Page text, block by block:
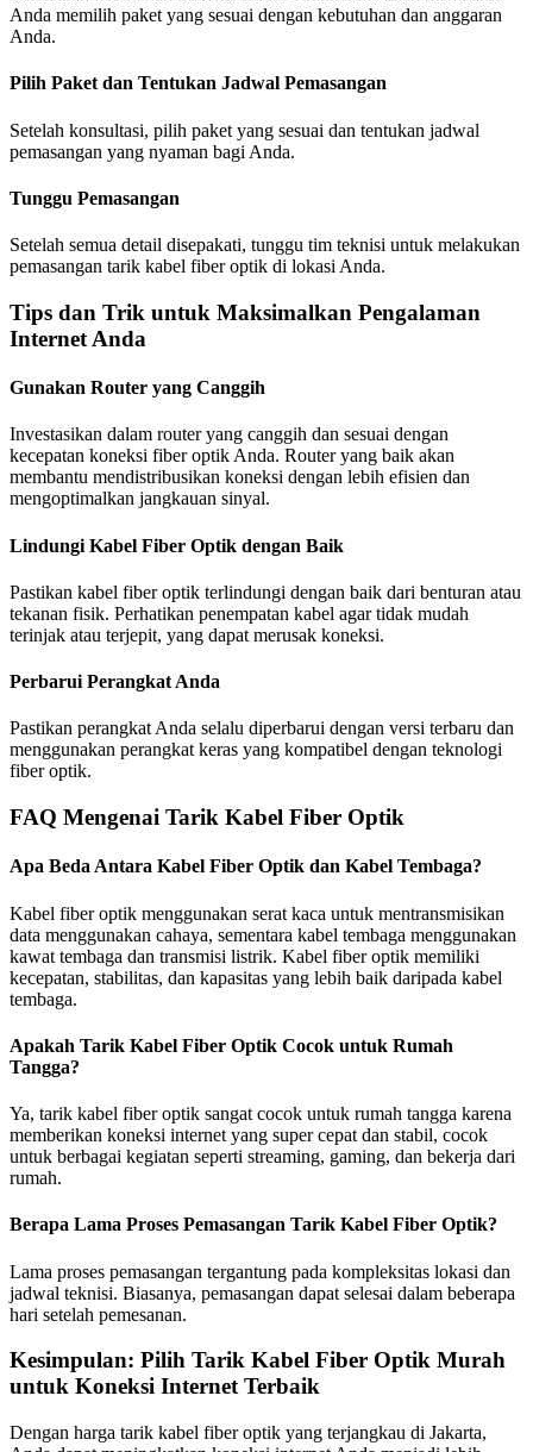
Anda memilih paket yang sesuai dengan kebutuhan dan anggaran
Anda.
Pilih Paket dan Tentukan Jadwal Pemasangan
Setelah konsultasi, pilih paket yang sesuai dan tentukan jadwal
pemasangan yang nyaman bagi Anda.
Tunggu Pemasangan
Setelah semua detail disepakati, tunggu tim teknisi untuk melakukan
pemasangan tarik kabel fiber optik di lokasi Anda.
Tips dan Trik untuk Maksimalkan Pengalaman
Internet Anda
Gunakan Router yang Canggih
Investasikan dalam router yang canggih dan sesuai dengan
kecepatan koneksi fiber optik Anda. Router yang baik akan
membantu mendistribusikan koneksi dengan lebih efisien dan
mengoptimalkan jangkauan sinyal.
Lindungi Kabel Fiber Optik dengan Baik
Pastikan kabel fiber optik terlindungi dengan baik dari benturan atau
tekanan fisik. Perhatikan penempatan kabel agar tidak mudah
terinjak atau terjepit, yang dapat merusak koneksi.
Perbarui Perangkat Anda
Pastikan perangkat Anda selalu diperbarui dengan versi terbaru dan
menggunakan perangkat keras yang kompatibel dengan teknologi
fiber optik.
FAQ Mengenai Tarik Kabel Fiber Optik
Apa Beda Antara Kabel Fiber Optik dan Kabel Tembaga?
Kabel fiber optik menggunakan serat kaca untuk mentransmisikan
data menggunakan cahaya, sementara kabel tembaga menggunakan
kawat tembaga dan transmisi listrik. Kabel fiber optik memiliki
kecepatan, stabilitas, dan kapasitas yang lebih baik daripada kabel
tembaga.
Apakah Tarik Kabel Fiber Optik Cocok untuk Rumah
Tangga?
Ya, tarik kabel fiber optik sangat cocok untuk rumah tangga karena
memberikan koneksi internet yang super cepat dan stabil, cocok
untuk berbagai kegiatan seperti streaming, gaming, dan bekerja dari
rumah.
Berapa Lama Proses Pemasangan Tarik Kabel Fiber Optik?
Lama proses pemasangan tergantung pada kompleksitas lokasi dan
jadwal teknisi. Biasanya, pemasangan dapat selesai dalam beberapa
hari setelah pemesanan.
Kesimpulan: Pilih Tarik Kabel Fiber Optik Murah
untuk Koneksi Internet Terbaik
Dengan harga tarik kabel fiber optik yang terjangkau di Jakarta,